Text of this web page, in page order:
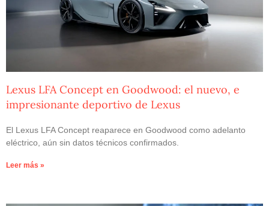
Lexus LFA Concept en Goodwood: el nuevo, e
impresionante deportivo de Lexus
El Lexus LFA Concept reaparece en Goodwood como adelanto
eléctrico, aún sin datos técnicos confirmados.
Leer más »